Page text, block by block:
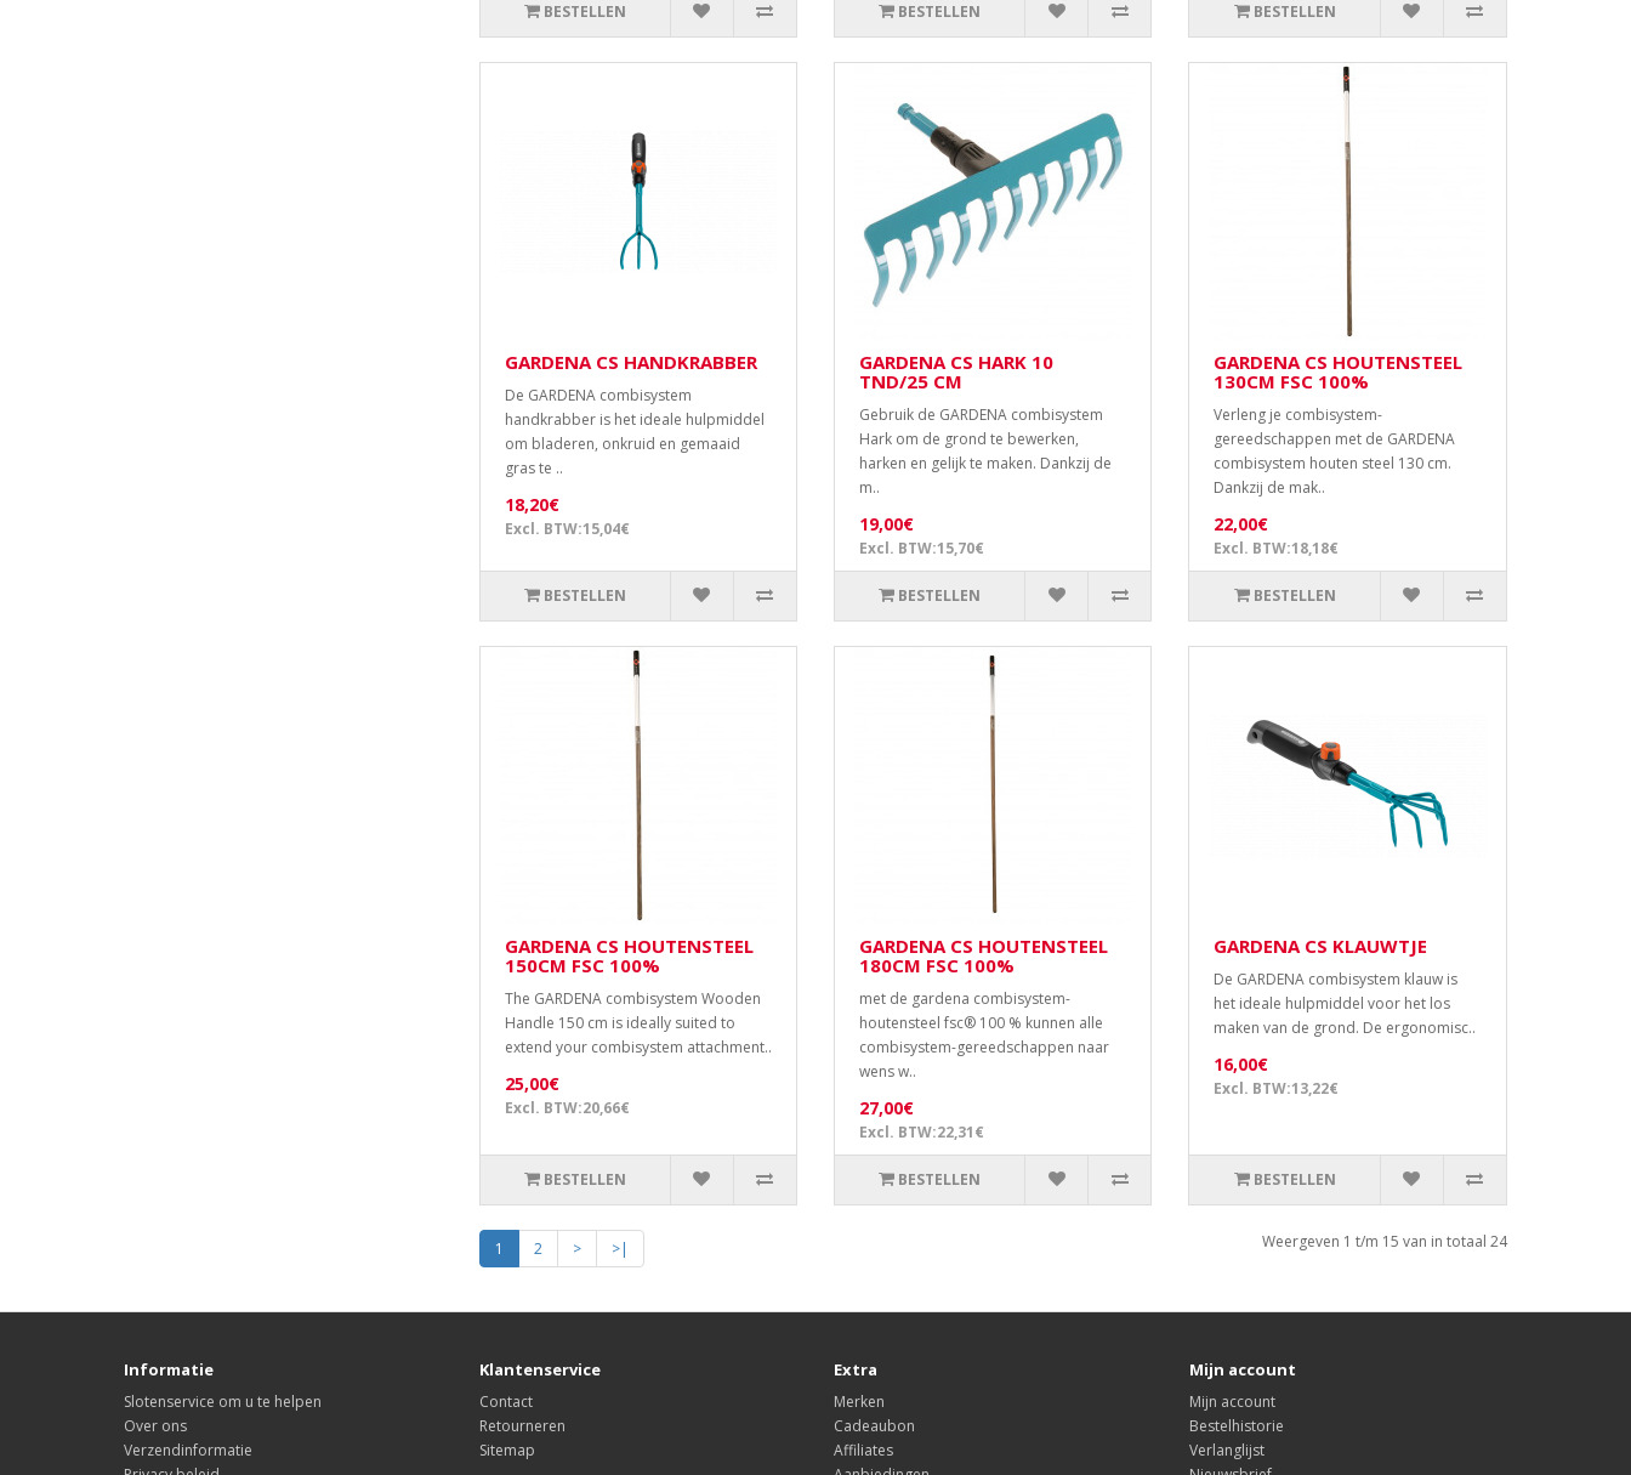
BESTELLEN BESTELLEN BESTELLEN
GARDENA CS HANDKRABBER
De GARDENA combisystem
handkrabber is het ideale hulpmiddel
om bladeren, onkruid en gemaaid
gras te ..
18,20€
Excl. BTW:15,04€
BESTELLEN
GARDENA CS HARK 10
TND/25 CM
Gebruik de GARDENA combisystem
Hark om de grond te bewerken,
harken en gelijk te maken. Dankzij de
m..
19,00€
Excl. BTW:15,70€
BESTELLEN
GARDENA CS HOUTENSTEEL
130CM FSC 100%
Verleng je combisystem-
gereedschappen met de GARDENA
combisystem houten steel 130 cm.
Dankzij de mak..
22,00€
Excl. BTW:18,18€
BESTELLEN
GARDENA CS HOUTENSTEEL
150CM FSC 100%
The GARDENA combisystem Wooden
Handle 150 cm is ideally suited to
extend your combisystem attachment..
25,00€
Excl. BTW:20,66€
BESTELLEN
GARDENA CS HOUTENSTEEL
180CM FSC 100%
met de gardena combisystem-
houtensteel fsc® 100 % kunnen alle
combisystem-gereedschappen naar
wens w..
27,00€
Excl. BTW:22,31€
BESTELLEN
GARDENA CS KLAUWTJE
De GARDENA combisystem klauw is
het ideale hulpmiddel voor het los
maken van de grond. De ergonomisc..
16,00€
Excl. BTW:13,22€
BESTELLEN
1 2 > >| Weergeven 1 t/m 15 van in totaal 24
Informatie
Slotenservice om u te helpen
Over ons
Verzendinformatie
Klantenservice
Contact
Retourneren
Sitemap
Extra
Merken
Cadeaubon
Affiliates
Mijn account
Mijn account
Bestelhistorie
Verlanglijst